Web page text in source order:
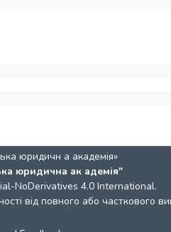
юридичн а академія»
юридична ак адемія"
NoDerivatives 4.0 International.
від повного або часткового